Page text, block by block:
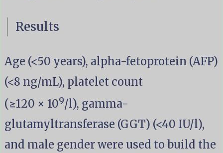
Results
Age (<50 years), alpha-fetoprotein (AFP)
(<8 ng/mL), platelet count
(≥120 × 109/l), gamma-
glutamyltransferase (GGT) (<40 IU/l),
and male gender were used to build the